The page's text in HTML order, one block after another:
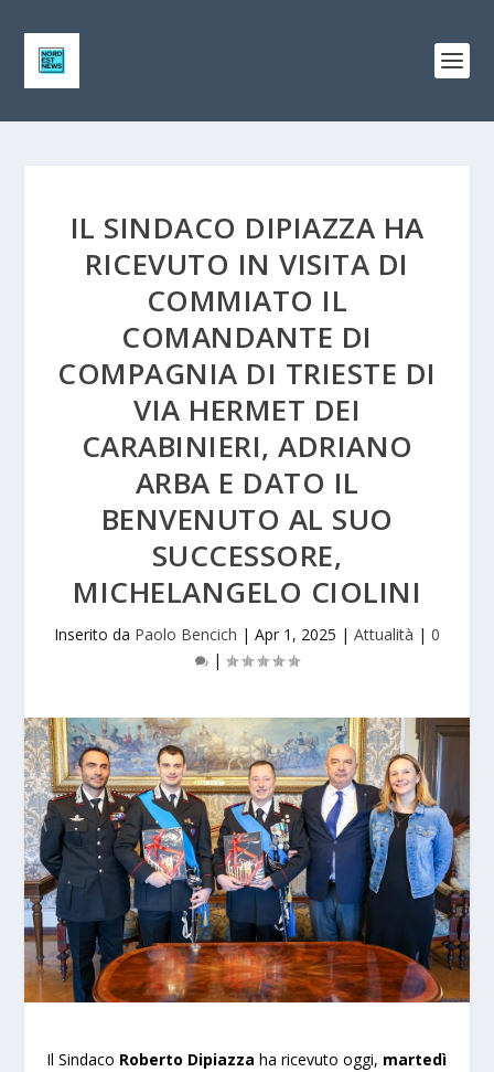
IL SINDACO DIPIAZZA HA
RICEVUTO IN VISITA DI
COMMIATO IL
COMANDANTE DI
COMPAGNIA DI TRIESTE DI
VIA HERMET DEI
CARABINIERI, ADRIANO
ARBA E DATO IL
BENVENUTO AL SUO
SUCCESSORE,
MICHELANGELO CIOLINI
Inserito da Paolo Bencich | Apr 1, 2025 | Attualità | 0
|
Il Sindaco Roberto Dipiazza ha ricevuto oggi, martedì